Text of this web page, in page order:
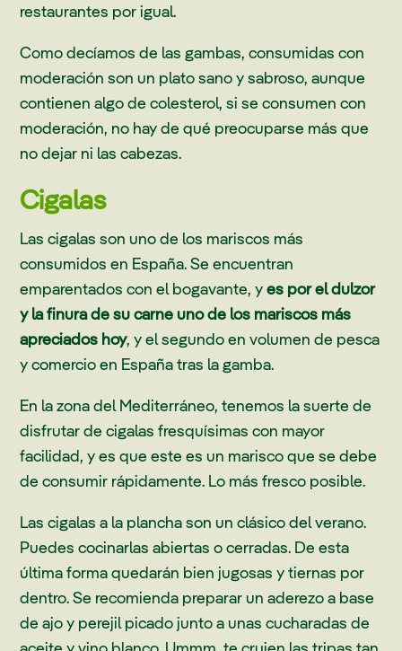
restaurantes por igual.
Como decíamos de las gambas, consumidas con
moderación son un plato sano y sabroso, aunque
contienen algo de colesterol, si se consumen con
moderación, no hay de qué preocuparse más que
no dejar ni las cabezas.
Cigalas
Las cigalas son uno de los mariscos más
consumidos en España. Se encuentran
emparentados con el bogavante, yes por el dulzor
y la finura de su carne uno de los mariscos más
apreciados hoy, y el segundo en volumen de pesca
y comercio en España tras la gamba.
En la zona del Mediterráneo, tenemos la suerte de
disfrutar de cigalas fresquísimas con mayor
facilidad, y es que este es un marisco que se debe
de consumir rápidamente. Lo más fresco posible.
Las cigalas a la plancha son un clásico del verano.
Puedes cocinarlas abiertas o cerradas. De esta
última forma quedarán bien jugosas y tiernas por
dentro. Se recomienda preparar un aderezo a base
de ajo y perejil picado junto a unas cucharadas de